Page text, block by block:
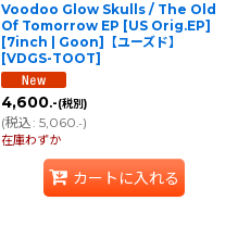
Voodoo Glow Skulls / The Old
Of Tomorrow EP [US Orig.EP]
[7inch | Goon]【ユーズド】
[VDGS-TOOT]
4,600.-(税別)
(税込: 5,060 .-)
在庫わずか
カートに入れる